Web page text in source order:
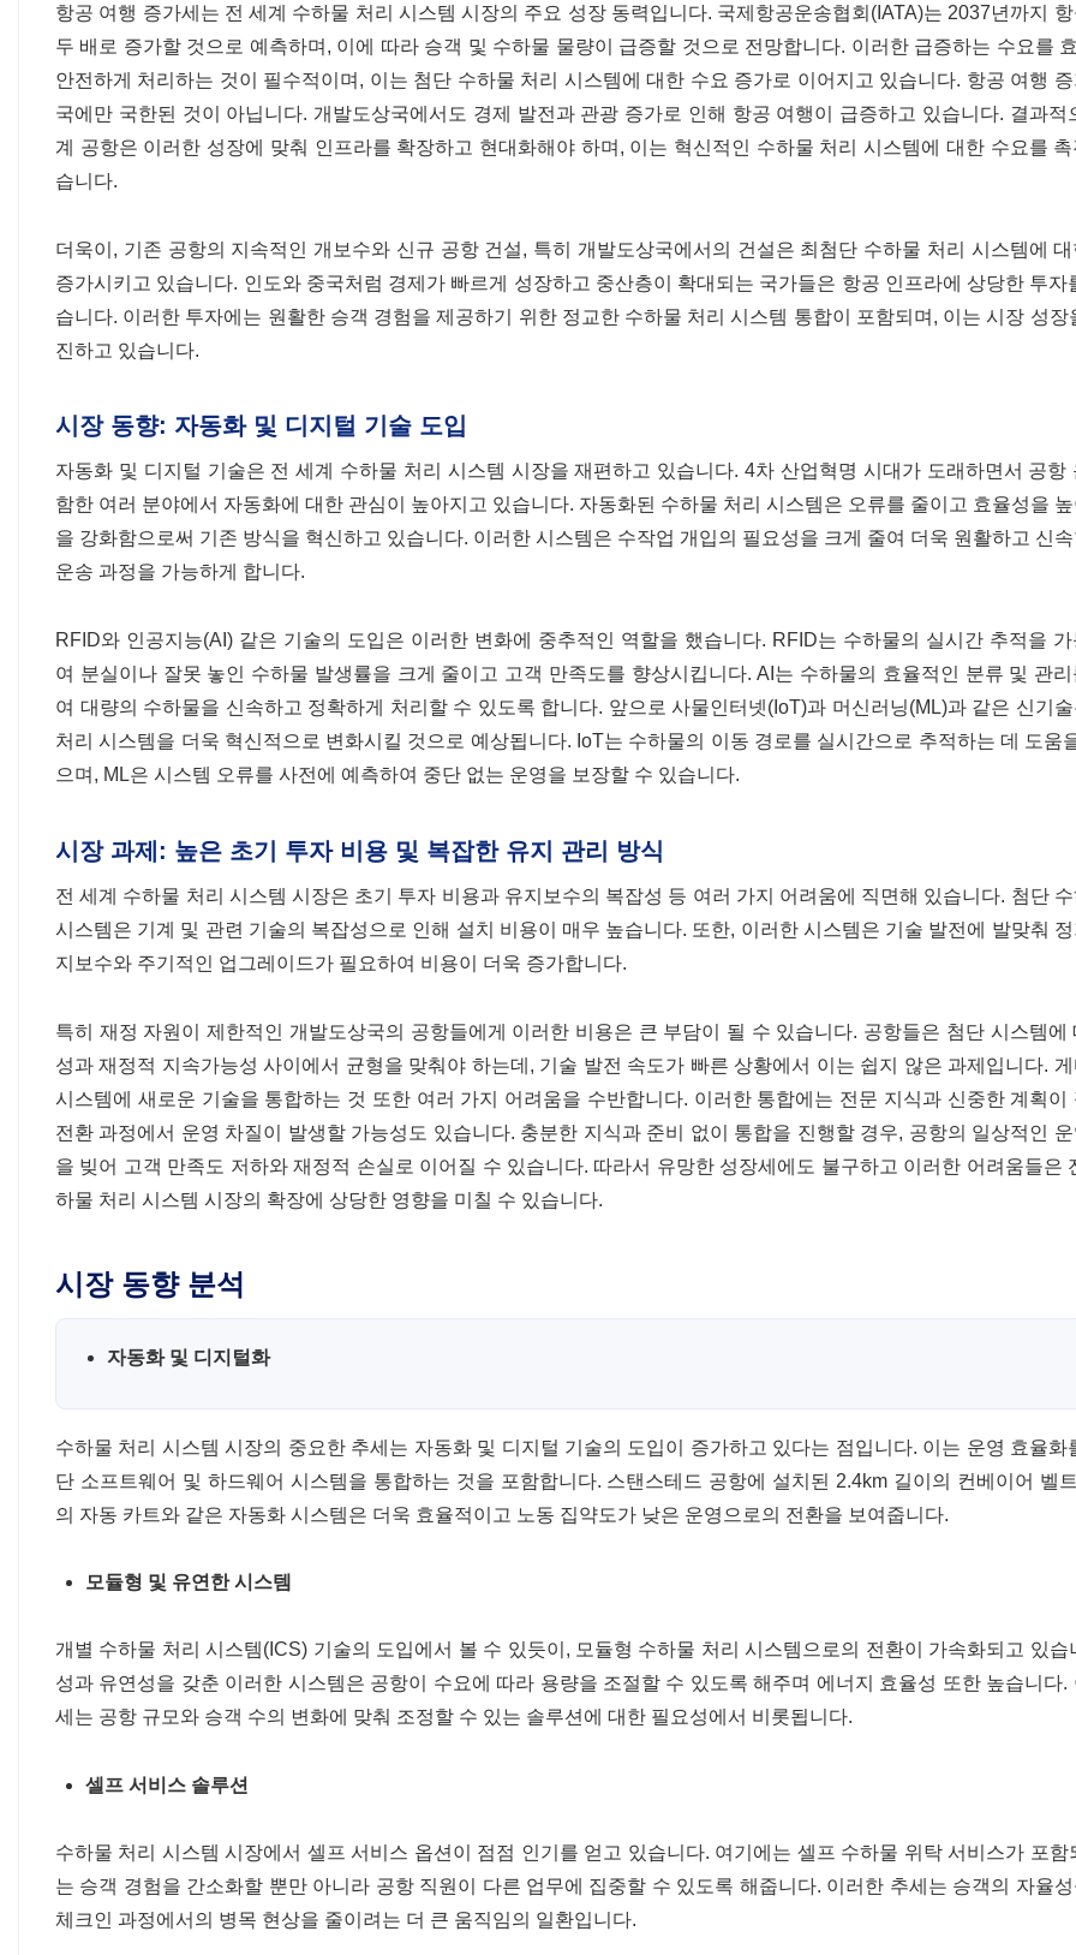
항공 여행 증가세는 전 세계 수하물 처리 시스템 시장의 주요 성장 동력입니다. 국제항공운송협회(IATA)는 2037년까지
두 배로 증가할 것으로 예측하며, 이에 따라 승객 및 수하물 물량이 급증할 것으로 전망합니다. 이러한 급증하는 수요를
안전하게 처리하는 것이 필수적이며, 이는 첨단 수하물 처리 시스템에 대한 수요 증가로 이어지고 있습니다. 항공 여행
국에만 국한된 것이 아닙니다. 개발도상국에서도 경제 발전과 관광 증가로 인해 항공 여행이 급증하고 있습니다. 결과적
계 공항은 이러한 성장에 맞춰 인프라를 확장하고 현대화해야 하며, 이는 혁신적인 수하물 처리 시스템에 대한 수요를
습니다.
더욱이, 기존 공항의 지속적인 개보수와 신규 공항 건설, 특히 개발도상국에서의 건설은 최첨단 수하물 처리 시스템에
증가시키고 있습니다. 인도와 중국처럼 경제가 빠르게 성장하고 중산층이 확대되는 국가들은 항공 인프라에 상당한 투자
습니다. 이러한 투자에는 원활한 승객 경험을 제공하기 위한 정교한 수하물 처리 시스템 통합이 포함되며, 이는 시장 성장
진하고 있습니다.
시장 동향: 자동화 및 디지털 기술 도입
자동화 및 디지털 기술은 전 세계 수하물 처리 시스템 시장을 재편하고 있습니다. 4차 산업혁명 시대가 도래하면서 공항
함한 여러 분야에서 자동화에 대한 관심이 높아지고 있습니다. 자동화된 수하물 처리 시스템은 오류를 줄이고 효율성을
을 강화함으로써 기존 방식을 혁신하고 있습니다. 이러한 시스템은 수작업 개입의 필요성을 크게 줄여 더욱 원활하고 신
운송 과정을 가능하게 합니다.
RFID와 인공지능(AI) 같은 기술의 도입은 이러한 변화에 중추적인 역할을 했습니다. RFID는 수하물의 실시간 추적을
여 분실이나 잘못 놓인 수하물 발생률을 크게 줄이고 고객 만족도를 향상시킵니다. AI는 수하물의 효율적인 분류 및 관
여 대량의 수하물을 신속하고 정확하게 처리할 수 있도록 합니다. 앞으로 사물인터넷(IoT)과 머신러닝(ML)과 같은 신기
처리 시스템을 더욱 혁신적으로 변화시킬 것으로 예상됩니다. IoT는 수하물의 이동 경로를 실시간으로 추적하는 데 도움
으며, ML은 시스템 오류를 사전에 예측하여 중단 없는 운영을 보장할 수 있습니다.
시장 과제: 높은 초기 투자 비용 및 복잡한 유지 관리 방식
전 세계 수하물 처리 시스템 시장은 초기 투자 비용과 유지보수의 복잡성 등 여러 가지 어려움에 직면해 있습니다. 첨단
시스템은 기계 및 관련 기술의 복잡성으로 인해 설치 비용이 매우 높습니다. 또한, 이러한 시스템은 기술 발전에 발맞춰
지보수와 주기적인 업그레이드가 필요하여 비용이 더욱 증가합니다.
특히 재정 자원이 제한적인 개발도상국의 공항들에게 이러한 비용은 큰 부담이 될 수 있습니다. 공항들은 첨단 시스템에
성과 재정적 지속가능성 사이에서 균형을 맞춰야 하는데, 기술 발전 속도가 빠른 상황에서 이는 쉽지 않은 과제입니다.
시스템에 새로운 기술을 통합하는 것 또한 여러 가지 어려움을 수반합니다. 이러한 통합에는 전문 지식과 신중한 계획이
전환 과정에서 운영 차질이 발생할 가능성도 있습니다. 충분한 지식과 준비 없이 통합을 진행할 경우, 공항의 일상적인
을 빚어 고객 만족도 저하와 재정적 손실로 이어질 수 있습니다. 따라서 유망한 성장세에도 불구하고 이러한 어려움들은
하물 처리 시스템 시장의 확장에 상당한 영향을 미칠 수 있습니다.
시장 동향 분석
자동화 및 디지털화
수하물 처리 시스템 시장의 중요한 추세는 자동화 및 디지털 기술의 도입이 증가하고 있다는 점입니다. 이는 운영 효율화
단 소프트웨어 및 하드웨어 시스템을 통합하는 것을 포함합니다. 스탠스테드 공항에 설치된 2.4km 길이의 컨베이어 벨
의 자동 카트와 같은 자동화 시스템은 더욱 효율적이고 노동 집약도가 낮은 운영으로의 전환을 보여줍니다.
모듈형 및 유연한 시스템
개별 수하물 처리 시스템(ICS) 기술의 도입에서 볼 수 있듯이, 모듈형 수하물 처리 시스템으로의 전환이 가속화되고 있습
성과 유연성을 갖춘 이러한 시스템은 공항이 수요에 따라 용량을 조절할 수 있도록 해주며 에너지 효율성 또한 높습니다.
세는 공항 규모와 승객 수의 변화에 ​​맞춰 조정할 수 있는 솔루션에 대한 필요성에서 비롯됩니다.
셀프 서비스 솔루션
수하물 처리 시스템 시장에서 셀프 서비스 옵션이 점점 인기를 얻고 있습니다. 여기에는 셀프 수하물 위탁 서비스가 포함
는 승객 경험을 간소화할 뿐만 아니라 공항 직원이 다른 업무에 집중할 수 있도록 해줍니다. 이러한 추세는 승객의 자율
체크인 과정에서의 병목 현상을 줄이려는 더 큰 움직임의 일환입니다.